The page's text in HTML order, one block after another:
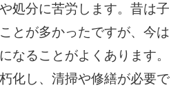
処分に苦労します。昔は子
とが多かったですが、今は
なることがよくあります。
化し、清掃や修繕が必要で